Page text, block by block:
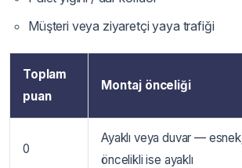
Müşteri veya ziyaretçi yaya trafiği
Toplam
puan
Montaj önceliği
0
Ayaklı veya duvar —
öncelikli ise ayaklı